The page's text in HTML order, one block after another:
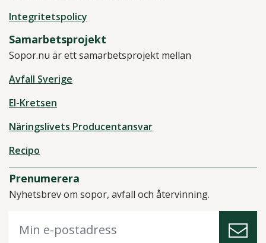
Integritetspolicy
Samarbetsprojekt
Sopor.nu är ett samarbetsprojekt mellan
Avfall Sverige
El-Kretsen
Näringslivets Producentansvar
Recipo
Prenumerera
Nyhetsbrev om sopor, avfall och återvinning.